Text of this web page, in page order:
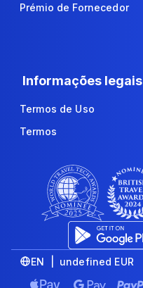
Prémio de Fornecedor
Informações legais
Termos de Uso
Termos
EN | undefined EUR